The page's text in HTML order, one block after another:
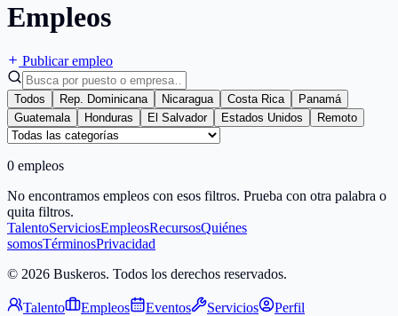
Empleos
Publicar empleo
Todos Rep. Dominicana Nicaragua Costa Rica
Panamá
Guatemala
Honduras El Salvador Estados Unidos Remoto
0 empleos
No encontramos empleos con esos filtros. Prueba con otra palabra o
quita filtros.
TalentoServiciosEmpleosRecursosQuiénes
somosTérminosPrivacidad
© 2026 Buskeros. Todos los derechos reservados.
Talento Empleos Eventos Servicios Perfil